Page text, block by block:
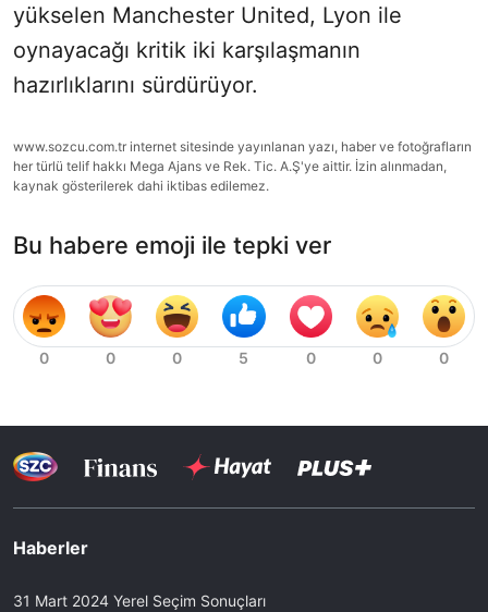
yükselen Manchester United, Lyon ile
oynayacağı kritik iki karşılaşmanın
hazırlıklarını sürdürüyor.
www.sozcu.com.tr internet sitesinde yayınlanan yazı, haber ve fotoğrafların
her türlü telif hakkı Mega Ajans ve Rek. Tic. A.Ş'ye aittir. İzin alınmadan,
kaynak gösterilerek dahi iktibas edilemez.
Bu habere emoji ile tepki ver
Haberler
31 Mart 2024 Yerel Seçim Sonuçları